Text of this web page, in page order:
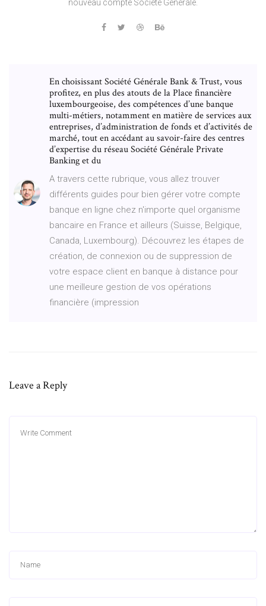
nouveau compte Société Générale.
En choisissant Société Générale Bank & Trust, vous
profitez, en plus des atouts de la Place financière
luxembourgeoise, des compétences d’une banque
multi-métiers, notamment en matière de services aux
entreprises, d’administration de fonds et d’activités de
marché, tout en accédant au savoir-faire des centres
d’expertise du réseau Société Générale Private
Banking et du
A travers cette rubrique, vous allez trouver
différents guides pour bien gérer votre compte
banque en ligne chez n'importe quel organisme
bancaire en France et ailleurs (Suisse, Belgique,
Canada, Luxembourg). Découvrez les étapes de
création, de connexion ou de suppression de
votre espace client en banque à distance pour
une meilleure gestion de vos opérations
financière (impression
Leave a Reply